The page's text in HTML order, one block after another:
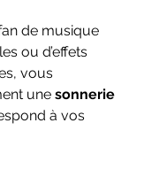
de musique
ou d’effets
vous
une sonnerie
à vos